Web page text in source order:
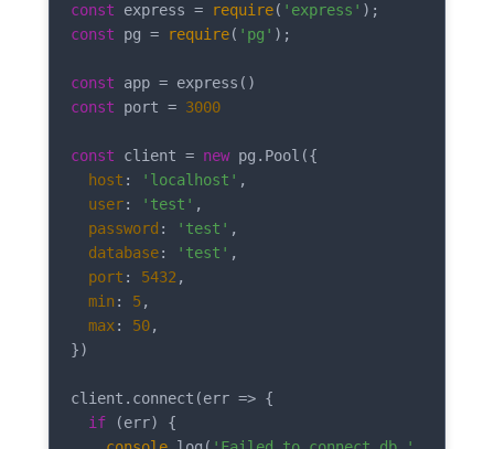
const express = require( 'express'
const pg = require( 'pg' );
const
const port = 3000
const client = new pg.Pool({
host : 'localhost' ,
user: 'test' ,
password : 'test' ,
database: 'test' ,
port : 5432 ,
min : 5,
max: 50,
})
client.connect(err => {
if (err) {